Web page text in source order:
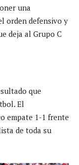
una
orden defensivo y
deja al Grupo C
que
El
empate 1-1 frente
de toda su